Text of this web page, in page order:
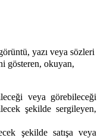
yazı veya sözleri
gösteren, okuyan,
veya görebileceği
şekilde sergileyen,
şekilde satışa veya